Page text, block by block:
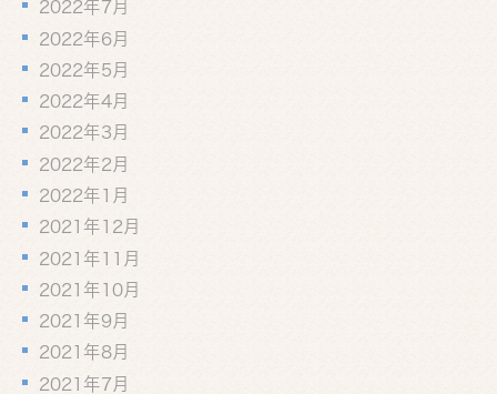
2022年7月
2022年6月
2022年5月
2022年4月
2022年3月
2022年2月
2022年1月
2021年12月
2021年11月
2021年10月
2021年9月
2021年8月
2021年7月